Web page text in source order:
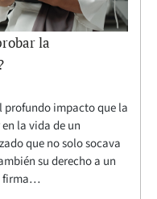
la
profundo impacto que la
la vida de un
que no solo socava
su derecho a un
firma…